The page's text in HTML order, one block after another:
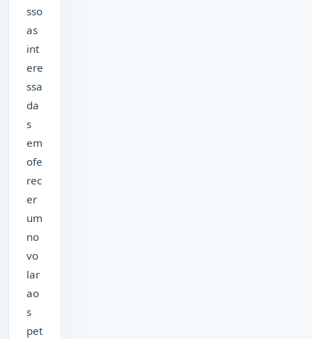
sso
as
int
ere
ssa
da
s
em
ofe
rec
er
um
no
vo
lar
ao
s
pet